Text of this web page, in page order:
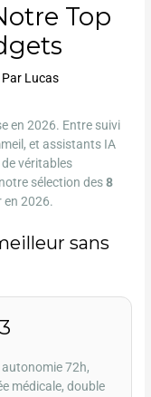
Top
Lucas
en 2026. Entre suivi
et assistants IA
véritables
sélection des8
en 2026.
sans
autonomie 72h,
médicale, double